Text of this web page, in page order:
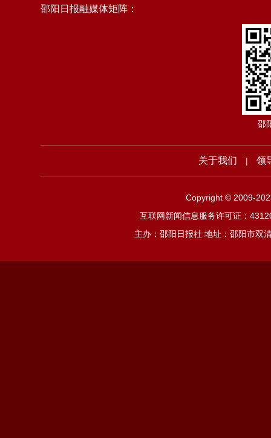
邵阳日报融媒体矩阵：
邵
关于我们 | 领
Copyright © 2009-
互联网新闻信息服务许可证：
主办：邵阳日报社 地址：邵阳市双